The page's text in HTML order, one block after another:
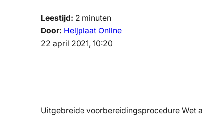
Leestijd: 2 minuten
Door: Heijplaat Online
22 april 2021, 10:20
Uitgebreide voorbereidingsprocedure Wet